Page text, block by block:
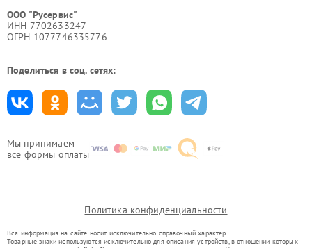
Мы принимаем
все формы оплаты
ООО "Русервис"
ИНН 7702633247
ОГРН 1077746335776
Поделиться в соц. сетях:
Политика конфиденциальности
Вся информация на сайте носит исключительно справочный характер.
Товарные знаки используются исключительно для описания устройств, в отношении которых